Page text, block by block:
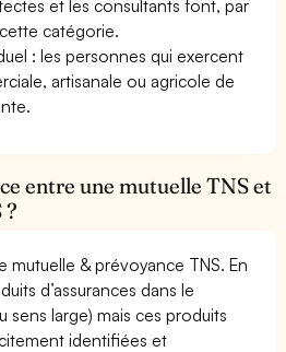
et les consultants font, par
catégorie.
: les personnes qui exercent
artisanale ou agricole de
entre une mutuelle TNS et
?
mutuelle & prévoyance TNS. En
d’assurances dans le
sens large) mais ces produits
identifiées et